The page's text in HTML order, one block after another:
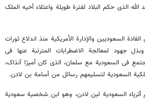
الذی حکم البلاد لفترة طویلة واعتلاء أخیه الملک
السعودیین والإدارة الأمریکیة منذ اندلاع ثورات
الربیع العربی عام 2011 وبذل جهود لمعالجة الاضطرابات المترتبة عنها فی
فی السعودیة مع سلمان، الذی کان أمیرًا آنذاک،
السعودیة لتسلیمهم رسائل من أسامة بن لادن.
أثریاء السعودیة لبن لادن، وهو ابن شخصیة سعودیة